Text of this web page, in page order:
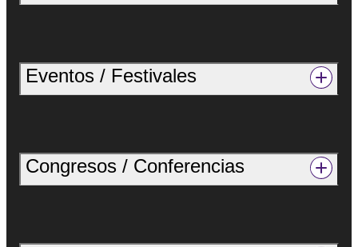
Eventos / Festivales
Congresos / Conferencias